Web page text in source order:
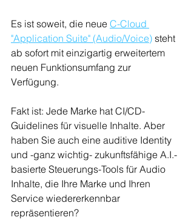
Es ist soweit, die neue C-Cloud
"Application Suite" (Audio/Voice) steht
ab sofort mit einzigartig erweitertem
neuen Funktionsumfang zur
Verfügung.
Fakt ist: Jede Marke hat CI/CD-
Guidelines für visuelle Inhalte. Aber
haben Sie auch eine auditive Identity
und -ganz wichtig- zukunftsfähige A.I.-
basierte Steuerungs-Tools für Audio
Inhalte, die Ihre Marke und Ihren
Service wiedererkennbar
repräsentieren?